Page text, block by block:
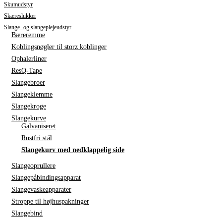
Skumudstyr
Skæreslukker
Slange- og slangeplejeudstyr
Bæreremme
Koblingsnøgler til storz koblinger
Ophalerliner
ResQ-Tape
Slangebroer
Slangeklemme
Slangekroge
Slangekurve
Galvaniseret
Rustfri stål
Slangekurv med nedklappelig side
Slangeoprullere
Slangepåbindingsapparat
Slangevaskeapparater
Stroppe til højhuspakninger
Slangebind